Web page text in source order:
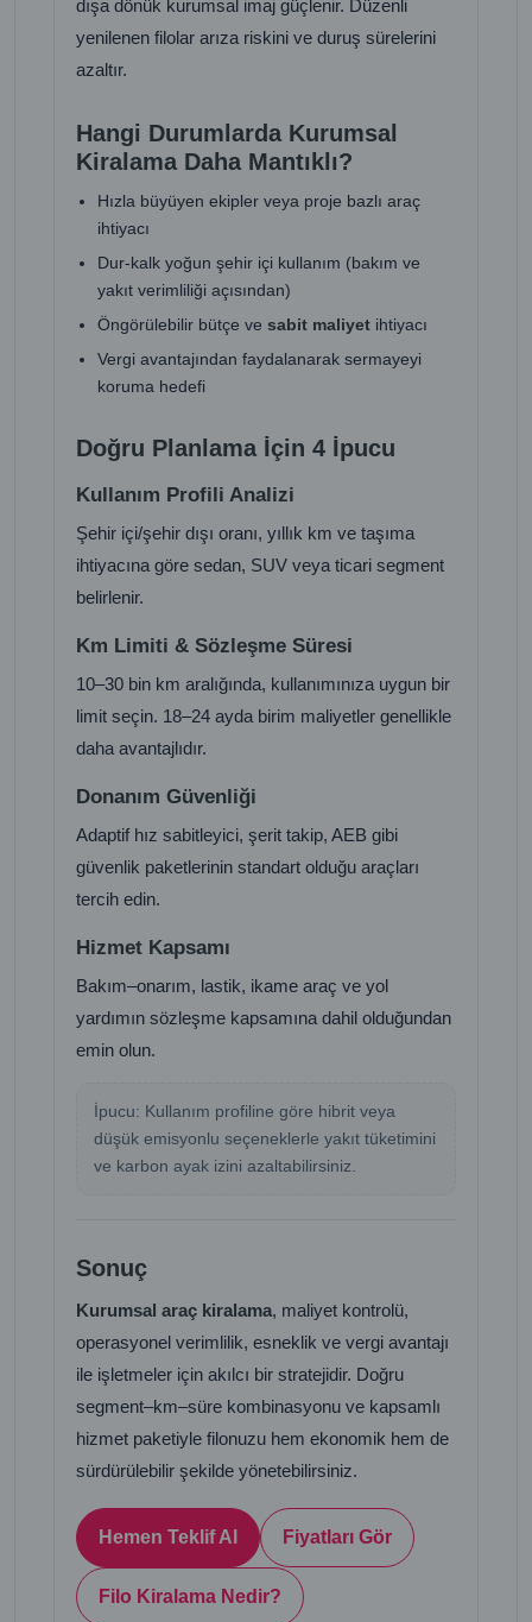
dışa dönük kurumsal imaj güçlenir. Düzenli
yenilenen filolar arıza riskini ve duruş sürelerini
azaltır.
Hangi Durumlarda Kurumsal
Kiralama Daha Mantıklı?
Hızla büyüyen ekipler veya proje bazlı araç
ihtiyacı
Dur-kalk yoğun şehir içi kullanım (bakım ve
yakıt verimliliği açısından)
Öngörülebilir bütçe ve sabit maliyetihtiyacı
Vergi avantajından faydalanarak sermayeyi
koruma hedefi
Doğru Planlama İçin 4 İpucu
Kullanım Profili Analizi
Şehir içi/şehir dışı oranı, yıllık km ve taşıma
ihtiyacına göre sedan, SUV veya ticari segment
belirlenir.
Km Limiti & Sözleşme Süresi
10–30 bin km aralığında, kullanımınıza uygun bir
limit seçin. 18–24 ayda birim maliyetler genellikle
daha avantajlıdır.
Donanım Güvenliği
Adaptif hız sabitleyici, şerit takip, AEB gibi
güvenlik paketlerinin standart olduğu araçları
tercih edin.
Hizmet Kapsamı
Bakım–onarım, lastik, ikame araç ve yol
yardımın sözleşme kapsamına dahil olduğundan
emin olun.
İpucu: Kullanım profiline göre hibrit veya
düşük emisyonlu seçeneklerle yakıt tüketimini
ve karbon ayak izini azaltabilirsiniz.
Sonuç
Kurumsal araç kiralama, maliyet kontrolü,
operasyonel verimlilik, esneklik ve vergi avantajı
ile işletmeler için akılcı bir stratejidir. Doğru
segment–km–süre kombinasyonu ve kapsamlı
hizmet paketiyle filonuzu hem ekonomik hem de
sürdürülebilir şekilde yönetebilirsiniz.
Hemen Teklif Al Fiyatları Gör
Filo Kiralama Nedir?